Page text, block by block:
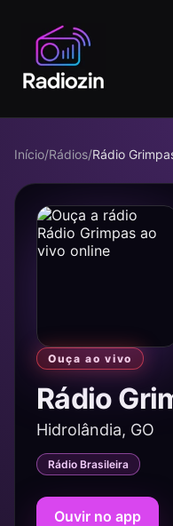
Início/Rádios/Rádio
Ouça ao vivo
Rádio
Hidrolândia, GO
Rádio Brasileira
Ouvir no app